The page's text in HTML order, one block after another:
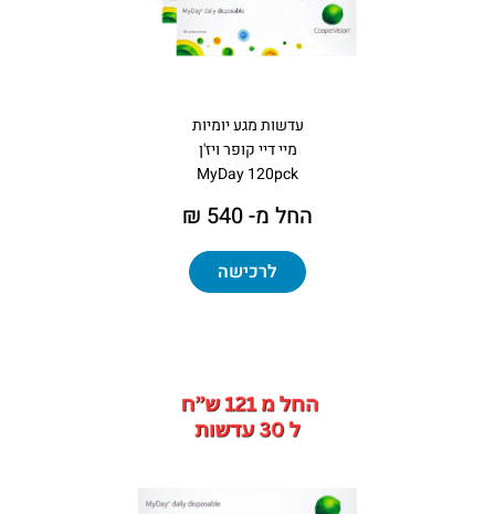
עדשות מגע יומיות
מיי דיי קופר ויז'ן
MyDay 120pck
החל מ- 540 ₪
לרכישה